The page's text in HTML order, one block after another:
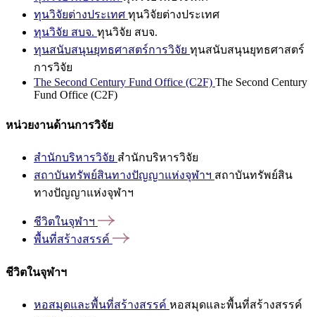
ทุนวิจัยต่างประเทศ ทุนวิจัยต่างประเทศ
ทุนวิจัย สบจ. ทุนวิจัย สบจ.
ทุนสนับสนุนยุทธศาสตร์การวิจัย ทุนสนับสนุนยุทธศาสตร์
การวิจัย
The Second Century Fund Office (C2F) The Second Century
Fund Office (C2F)
หน่วยงานด้านการวิจัย
สำนักบริหารวิจัย สำนักบริหารวิจัย
สถาบันทรัพย์สินทางปัญญาแห่งจุฬาฯ สถาบันทรัพย์สิน
ทางปัญญาแห่งจุฬาฯ
ชีวิตในจุฬาฯ
พื้นที่สร้างสรรค์
ชีวิตในจุฬาฯ
หอสมุดและพื้นที่สร้างสรรค์ หอสมุดและพื้นที่สร้างสรรค์